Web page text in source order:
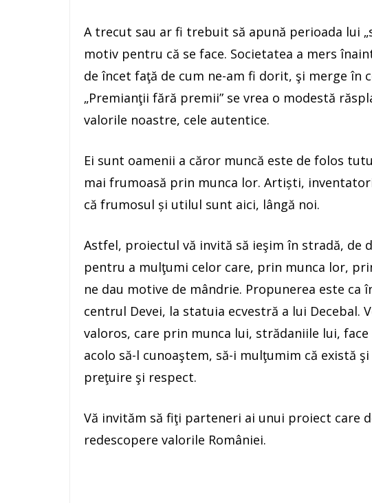
A trecut sau ar fi trebuit să apună perioada lui
motiv pentru că se face. Societatea a mers
de încet faţă de cum ne-am fi dorit, şi merge în
„Premianţii fără premii” se vrea o modestă
valorile noastre, cele autentice.
Ei sunt oamenii a căror muncă este de folos
mai frumoasă prin munca lor. Artiști,
că frumosul și utilul sunt aici, lângă noi.
Astfel, proiectul vă invită să ieşim în stradă, de
pentru a mulţumi celor care, prin munca lor,
ne dau motive de mândrie. Propunerea este ca
centrul Devei, la statuia ecvestră a lui Decebal.
valoros, care prin munca lui, strădaniile lui, face
acolo să-l cunoaştem, să-i mulţumim că există
preţuire şi respect.
Vă invităm să fiţi parteneri ai unui proiect care
redescopere valorile României.